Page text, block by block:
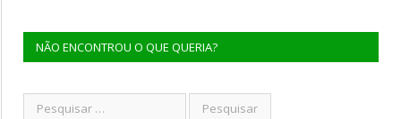
NÃO ENCONTROU O QUE QUERIA?